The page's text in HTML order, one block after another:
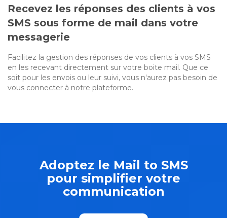
Recevez les réponses des clients à vos
SMS sous forme de mail dans votre
messagerie
Facilitez la gestion des réponses de vos clients à vos SMS
en les recevant directement sur votre boite mail. Que ce
soit pour les envois ou leur suivi, vous n'aurez pas besoin de
vous connecter à notre plateforme.
Adoptez le Mail to SMS
pour simplifier votre
communication